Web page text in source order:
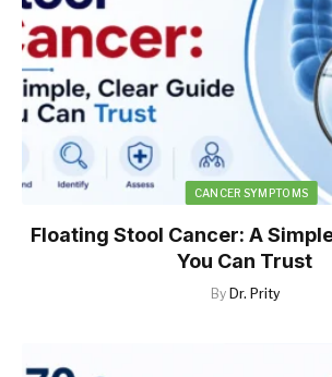
CANCER SYMPTOMS
Floating Stool Cancer: A
You Can Trust
By Dr. Prity